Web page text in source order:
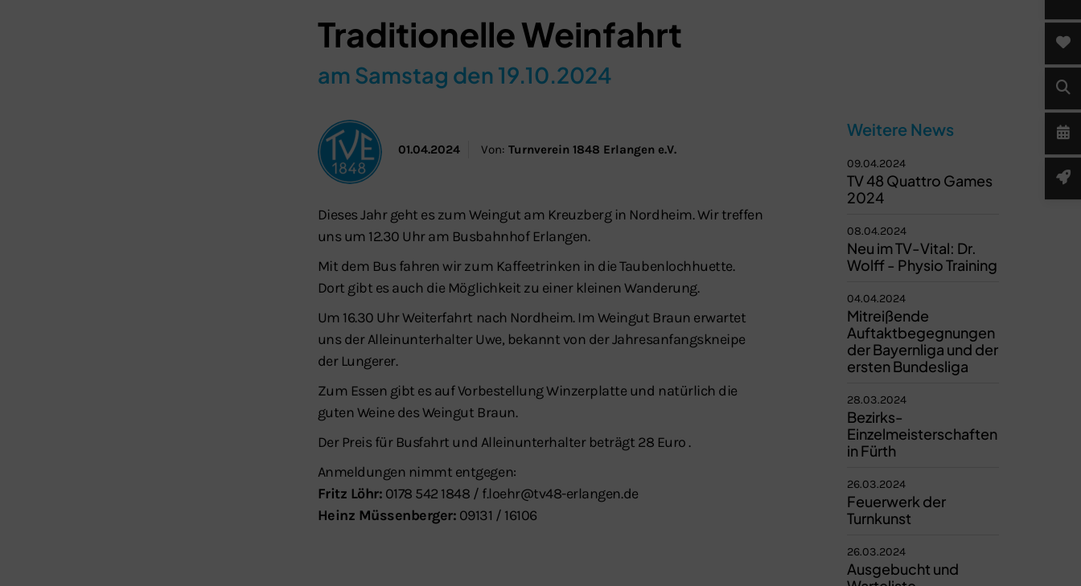
Traditionelle Weinfahrt
am Samstag den 19.10.2024
01.04.2024 Von: Turnverein 1848 Erlangen e.V.
Dieses Jahr geht es zum Weingut am Kreuzberg in Nordheim. Wir treffen
uns um 12.30 Uhr am Busbahnhof Erlangen.
Mit dem Bus fahren wir zum Kaffeetrinken in die Taubenlochhuette.
Dort gibt es auch die Möglichkeit zu einer kleinen Wanderung.
Um 16.30 Uhr Weiterfahrt nach Nordheim. Im Weingut Braun erwartet
uns der Alleinunterhalter Uwe, bekannt von der Jahresanfangskneipe
der Lungerer.
Zum Essen gibt es auf Vorbestellung Winzerplatte und natürlich die
guten Weine des Weingut Braun.
Der Preis für Busfahrt und Alleinunterhalter beträgt 28 Euro .
Anmeldungen nimmt entgegen:
Fritz Löhr: 0178 542 1848 / f.loehr@tv48-erlangen.de
Heinz Müssenberger: 09131 / 16106
Weitere News
09.04.2024
TV 48 Quattro Games
2024
08.04.2024
Neu im TV-Vital: Dr.
Wolff - Physio Training
04.04.2024
Mitreißende
Auftaktbegegnungen
der Bayernliga und der
ersten Bundesliga
28.03.2024
Bezirks-
Einzelmeisterschaften
in Fürth
26.03.2024
Feuerwerk der
Turnkunst
26.03.2024
Ausgebucht und